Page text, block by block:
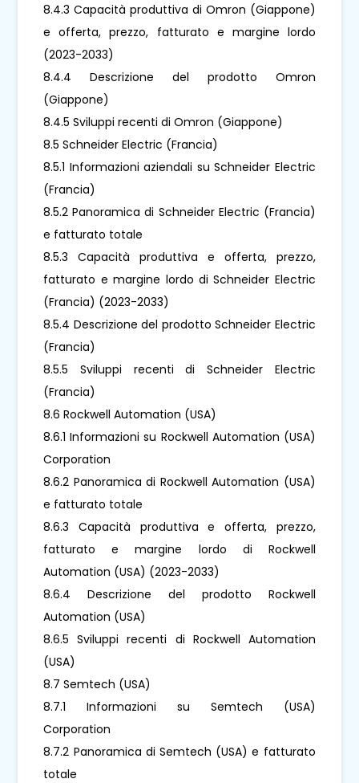
8.4.3 Capacità produttiva di Omron (Giappone)
e offerta, prezzo, fatturato e margine lordo
(2023-2033)
8.4.4 Descrizione del prodotto Omron
(Giappone)
8.4.5 Sviluppi recenti di Omron (Giappone)
8.5 Schneider Electric (Francia)
8.5.1 Informazioni aziendali su Schneider Electric
(Francia)
8.5.2 Panoramica di Schneider Electric (Francia)
e fatturato totale
8.5.3 Capacità produttiva e offerta, prezzo,
fatturato e margine lordo di Schneider Electric
(Francia) (2023-2033)
8.5.4 Descrizione del prodotto Schneider Electric
(Francia)
8.5.5 Sviluppi recenti di Schneider Electric
(Francia)
8.6 Rockwell Automation (USA)
8.6.1 Informazioni su Rockwell Automation (USA)
Corporation
8.6.2 Panoramica di Rockwell Automation (USA)
e fatturato totale
8.6.3 Capacità produttiva e offerta, prezzo,
fatturato e margine lordo di Rockwell
Automation (USA) (2023-2033)
8.6.4 Descrizione del prodotto Rockwell
Automation (USA)
8.6.5 Sviluppi recenti di Rockwell Automation
(USA)
8.7 Semtech (USA)
8.7.1 Informazioni su Semtech (USA)
Corporation
8.7.2 Panoramica di Semtech (USA) e fatturato
totale